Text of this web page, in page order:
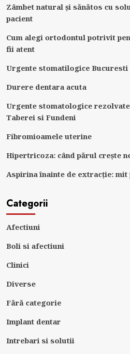
Zâmbet natural și sănătos cu
pacient
Cum alegi ortodontul potrivit
fii atent
Urgente stomatilogice Bucuresti
Durere dentara acuta
Urgente stomatologice
Taberei si Fundeni
Fibromioamele uterine
Hipertricoza: când părul crește
Aspirina înainte de extracție:
Categorii
Afectiuni
Boli si afectiuni
Clinici
Diverse
Fără categorie
Implant dentar
Intrebari si solutii